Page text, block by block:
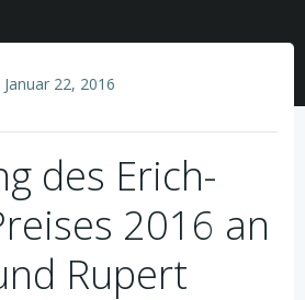
Januar 22, 2016
des Erich-
2016 an
Rupert